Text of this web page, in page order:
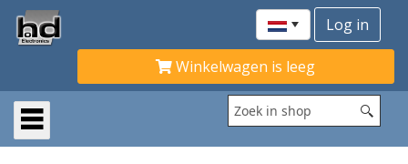
Winkelwagen is leeg